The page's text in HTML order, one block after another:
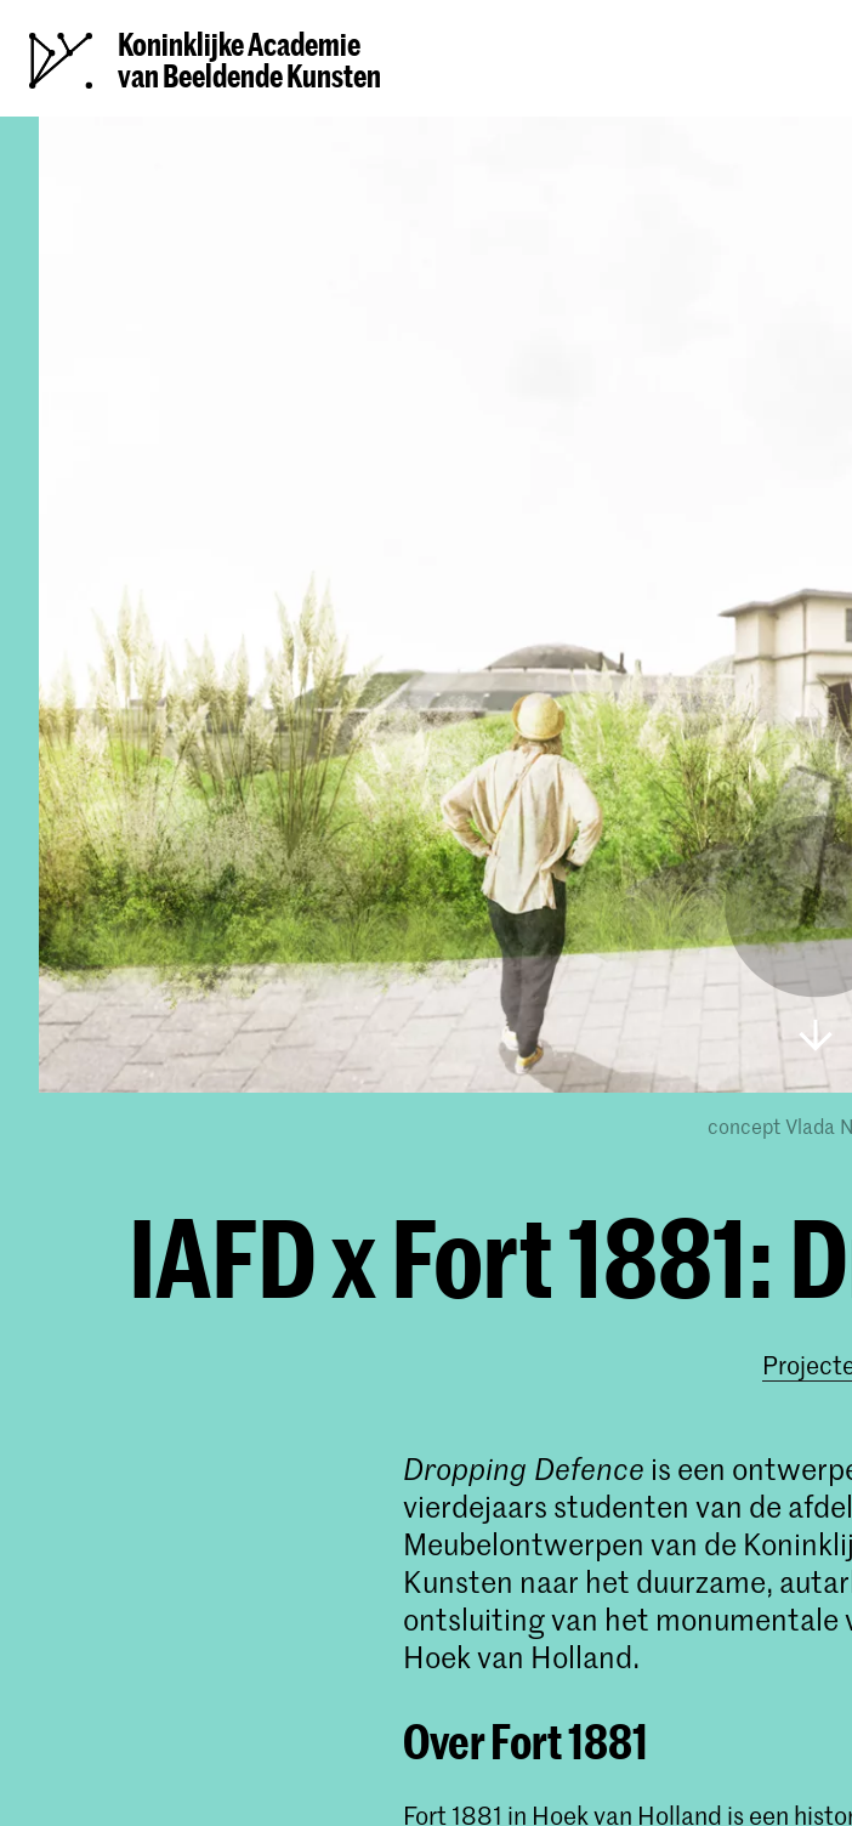
Koninklijke Academie
van Beeldende Kunsten
concept Vlada
IAFD x Fort 1881:
Dropping Defence is een
vierdejaars studenten van de
Meubelontwerpen van de
Kunsten naar het duurzame,
ontsluiting van het monumentale
Hoek van Holland.
Over Fort 1881
Fort 1881 in Hoek van Holland is een